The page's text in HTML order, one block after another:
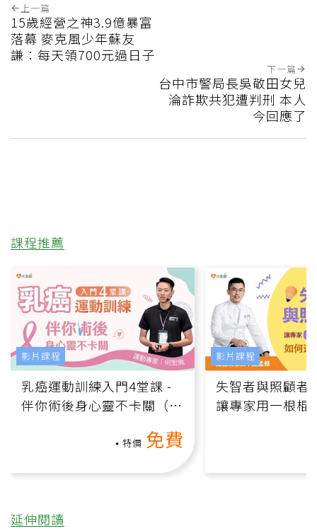
上一篇
15歲經營之神3.9億暴富
落幕 麥克風少年蘇友
謙：每天領700元過日子
下一篇
台中市警局長吳敬田女兒
淪詐欺共犯遭判刑 本人
今回應了
課程推薦
乳癌運動訓練入門4堂課 -
伴你術後身心靈不卡關（線
特價 免費
影片課程
失智者與照顧者
讓專家用一根棍
影片課程
延伸閱讀